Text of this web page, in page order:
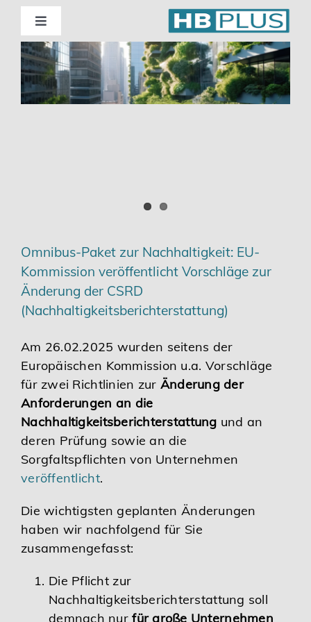
Skip
content
Toggle
Navigation
Standorte
Beratung
Digitalisierung | Steuerberatung
Services
Omnibus-Paket zur Nachhaltigkeit: EU-
Kommission veröffentlicht Vorschläge zur
Änderung der CSRD
(Nachhaltigkeitsberichterstattung)
Am 26.02.2025 wurden seitens der
Europäischen Kommission u.a. Vorschläge
für zwei Richtlinien zur Änderung der
Anforderungen an die
Nachhaltigkeitsberichterstattung und an
deren Prüfung sowie an die
Sorgfaltspflichten von Unternehmen
veröffentlicht.
Die wichtigsten geplanten Änderungen
haben wir nachfolgend für Sie
zusammengefasst:
Die Pflicht zur
Nachhaltigkeitsberichterstattung soll
demnach nurfür große Unternehmen